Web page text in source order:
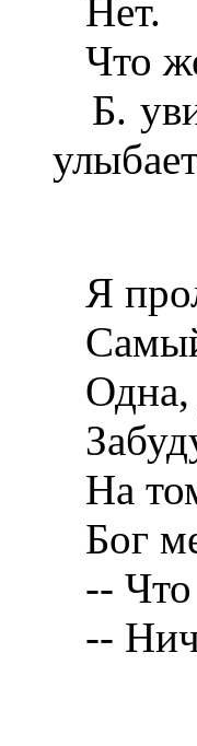
Нет.
Что
Б.
Я
Одна,
На
Бог
-- Что
--